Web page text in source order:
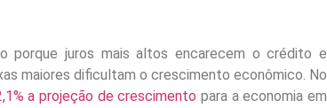
porque juros mais altos encarecem o crédito e
maiores dificultam o crescimento econômico. No
a projeção de crescimento para a economia em